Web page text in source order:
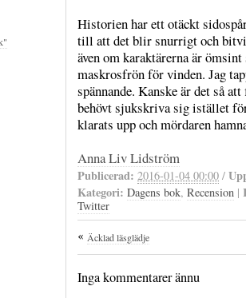
Historien har ett otäckt
till att det blir snurrigt och
även om karaktärerna är
maskrosfrön för vinden. Jag
spännande. Kanske är det så
behövt sjukskriva sig istället
klarats upp och mördaren
Anna Liv Lidström
Publicerad: 2016-01-04 00:00 /
Kategori: Dagens bok, Recension |
Twitter
Äcklad läsglädje
Inga kommentarer ännu